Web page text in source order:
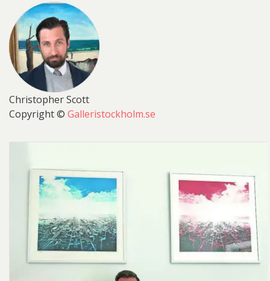
Christopher Scott
Copyright © Galleristockholm.se